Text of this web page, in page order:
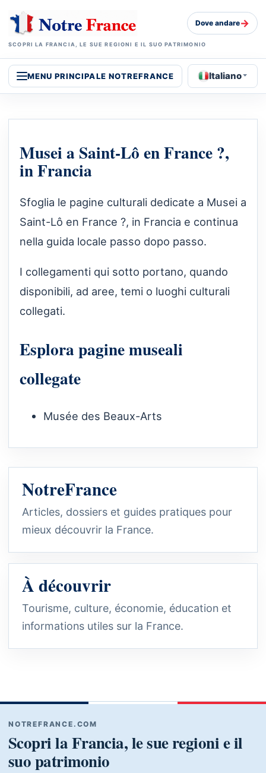
SCOPRI LA FRANCIA, LE SUE REGIONI E IL SUO PATRIMONIO
Dove andare→
MENU PRINCIPALE NOTREFRANCE Italiano
Musei a Saint-Lô en France ?,
in Francia
Sfoglia le pagine culturali dedicate a Musei a
Saint-Lô en France ?, in Francia e continua
nella guida locale passo dopo passo.
I collegamenti qui sotto portano, quando
disponibili, ad aree, temi o luoghi culturali
collegati.
Esplora pagine museali
collegate
Musée des Beaux-Arts
NotreFrance
Articles, dossiers et guides pratiques pour
mieux découvrir la France.
À découvrir
Tourisme, culture, économie, éducation et
informations utiles sur la France.
NOTREFRANCE.COM
Scopri la Francia, le sue regioni e il
suo patrimonio